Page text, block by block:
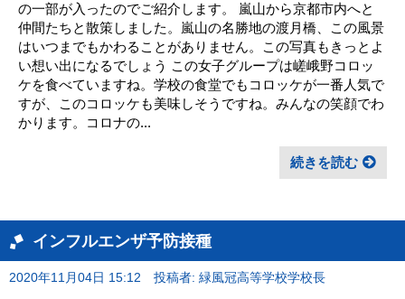
の一部が入ったのでご紹介します。 嵐山から京都市内へと
仲間たちと散策しました。嵐山の名勝地の渡月橋、この風景
はいつまでもかわることがありません。この写真もきっとよ
い想い出になるでしょう この女子グループは嵯峨野コロッ
ケを食べていますね。学校の食堂でもコロッケが一番人気で
すが、このコロッケも美味しそうですね。みんなの笑顔でわ
かります。コロナの...
続きを読む
インフルエンザ予防接種
2020年11月04日 15:12 投稿者: 緑風冠高等学校学校長